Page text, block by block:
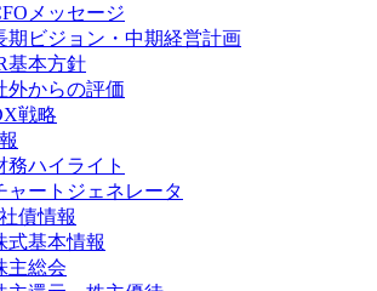
メッセージ
期ビジョン・中期経営計画
基本方針
外からの評価
戦略
務ハイライト
ャートジェネレータ
債情報
式基本情報
主総会